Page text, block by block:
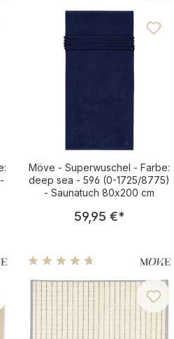
von 4.44 von 5 Sternen
Durchschnittliche
Möve - Superwuschel - Farbe:
deep sea - 596 (0-1725/8775)
- Saunatuch 80x200 cm
Regulärer
59,95 €*
Durchschnittliche